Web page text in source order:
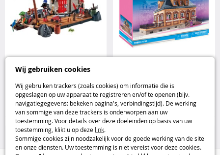
Wij gebruiken cookies
Wij gebruiken trackers (zoals cookies) om informatie die is
opgeslagen op uw apparaat te registreren en/of te openen (bijv.
navigatiegegevens: bekeken pagina's, verbindingstijd). De werking
van sommige van deze trackers is onderworpen aan uw
toestemming. Voor details over deze doeleinden op basis van uw
toestemming, klikt u op deze link.
Sommige cookies zijn noodzakelijk voor de goede werking van de site
en onze diensten. Uw toestemming is niet vereist voor deze cookies.
Playmobil Pirates Superset met
fort Playmobil
25,95€
Playmobil
99,95€
Playmobil